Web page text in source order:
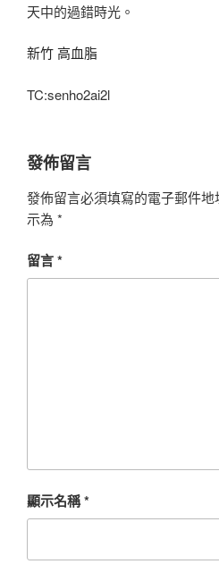
天中的過錯時光。
新竹 高血脂
TC:senho2ai2l
發佈留言
發佈留言必須填寫的電子郵件地
示為 *
留言*
顯示名稱*